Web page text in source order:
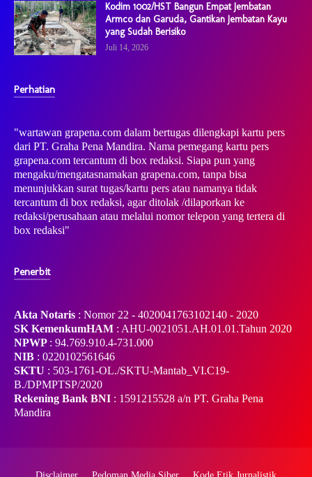
Kodim 1002/HST Bangun Empat Jembatan
Armco dan Garuda, Gantikan Jembatan Kayu
yang Sudah Berisiko
Juli 14, 2026
Perhatian
"wartawan grapena.com dalam bertugas dilengkapi kartu pers
dari PT. Graha Pena Mandira. Nama pemegang kartu pers
grapena.com tercantum di box redaksi. Siapa pun yang
mengaku/mengatasnamakan grapena.com, tanpa bisa
menunjukkan surat tugas/kartu pers atau namanya tidak
tercantum di box redaksi, agar ditolak /dilaporkan ke
redaksi/perusahaan atau melalui nomor telepon yang tertera di
box redaksi"
Penerbit
Akta Notaris : Nomor 22 - 4020041763102140 - 2020
SK KemenkumHAM : AHU-0021051.AH.01.01.Tahun 2020
NPWP : 94.769.910.4-731.000
NIB : 0220102561646
SKTU : 503-1761-OL./SKTU-Mantab_VI.C19-
B./DPMPTSP/2020
Rekening Bank BNI : 1591215528 a/n PT. Graha Pena
Mandira